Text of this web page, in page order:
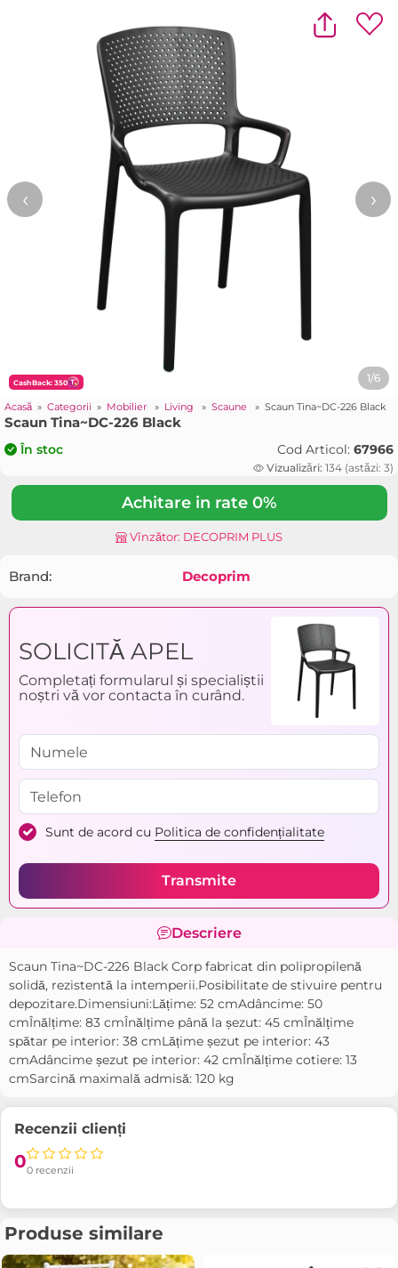
CashBack: 350 1/6
‹ ›
Acasă » Categorii » Mobilier » Living » Scaune » Scaun Tina~DC-226 Black
Scaun Tina~DC-226 Black
În stoc Cod Articol: 67966
Vizualizări: 134 (astăzi: 3)
Achitare in rate 0%
Vînzător: DECOPRIM PLUS
Brand: Decoprim
SOLICITĂ APEL
Completați formularul și specialiștii
noștri vă vor contacta în curând.
Sunt de acord cu Politica de confidențialitate
Transmite
Descriere
Scaun Tina~DC-226 Black Corp fabricat din polipropilenă
solidă, rezistentă la intemperii.Posibilitate de stivuire pentru
depozitare.Dimensiuni:Lățime: 52 cmAdâncime: 50
cmÎnălțime: 83 cmÎnălțime până la șezut: 45 cmÎnălțime
spătar pe interior: 38 cmLățime șezut pe interior: 43
cmAdâncime șezut pe interior: 42 cmÎnălțime cotiere: 13
cmSarcină maximală admisă: 120 kg
Recenzii clienți
00 recenzii
Produse similare